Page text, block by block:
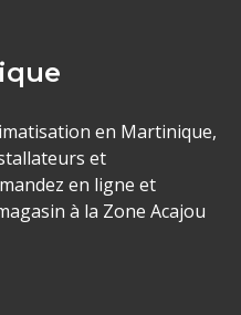
en Martinique,
et
en ligne et
à la Zone Acajou